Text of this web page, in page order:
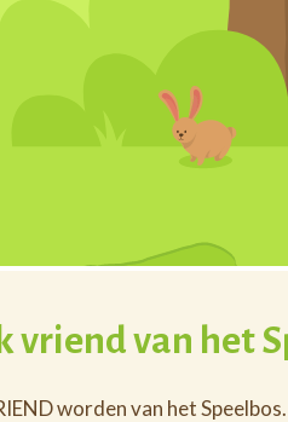
vriend van het
worden van het